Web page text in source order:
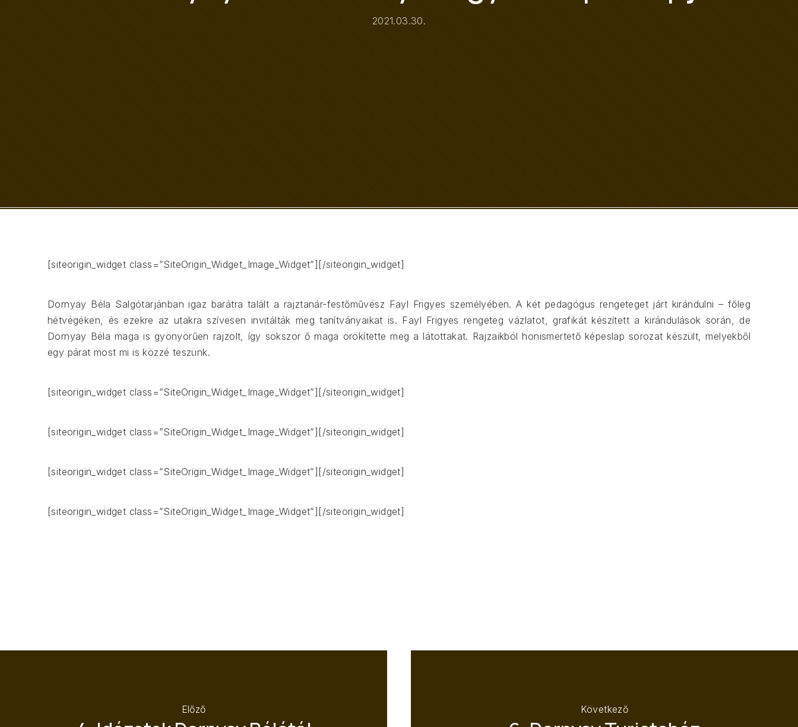
2021.03.30.
[siteorigin_widget class=”SiteOrigin_Widget_Image_Widget”] [/siteorigin_widget]
Dornyay Béla Salgótarjánban igaz barátra talált a rajztanár-festőművész Fayl Frigyes személyében. A két pedagógus rengeteget járt kirándulni – főleg
hétvégéken, és ezekre az utakra szívesen invitálták meg tanítványaikat is. Fayl Frigyes rengeteg vázlatot, grafikát készített a kirándulások során, de
Dornyay Béla maga is gyönyörűen rajzolt, így sokszor ő maga örökítette meg a látottakat. Rajzaikból honismertető képeslap sorozat készült, melyekből
egy párat most mi is közzé teszünk.
[siteorigin_widget class=”SiteOrigin_Widget_Image_Widget”] [/siteorigin_widget]
[siteorigin_widget class=”SiteOrigin_Widget_Image_Widget”] [/siteorigin_widget]
[siteorigin_widget class=”SiteOrigin_Widget_Image_Widget”] [/siteorigin_widget]
[siteorigin_widget class=”SiteOrigin_Widget_Image_Widget”] [/siteorigin_widget]
Előző Következő